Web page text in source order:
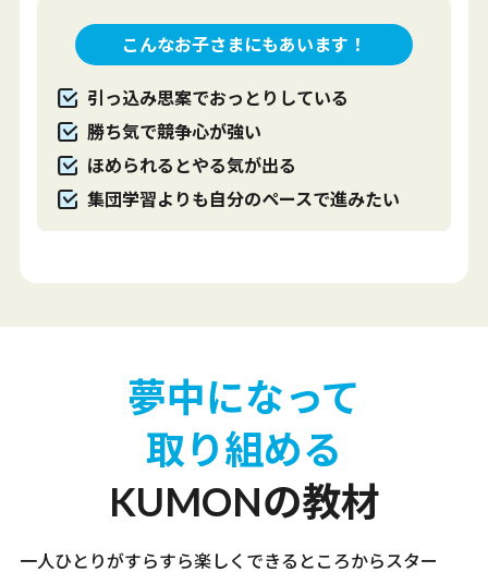
こんなお子さまにもあいます！
引っ込み思案でおっとりしている
勝ち気で競争心が強い
ほめられるとやる気が出る
集団学習よりも自分のペースで進みたい
夢中になって
取り組める
KUMONの教材
一人ひとりがすらすら楽しくできるところからスター